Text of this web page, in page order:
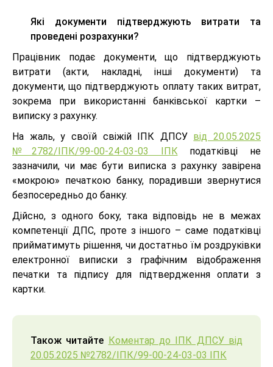
Які документи підтверджують витрати та
проведені розрахунки?
Працівник подає документи, що підтверджують
витрати (акти, накладні, інші документи) та
документи, що підтверджують оплату таких витрат,
зокрема при використанні банківської картки –
виписку з рахунку.
На жаль, у своїй свіжій ІПК ДПСУ від 20.05.2025
№2782/ІПК/99-00-24-03-03 ІПК податківці не
зазначили, чи має бути виписка з рахунку завірена
«мокрою» печаткою банку, порадивши звернутися
безпосередньо до банку.
Дійсно, з одного боку, така відповідь не в межах
компетенції ДПС, проте з іншого – саме податківці
прийматимуть рішення, чи достатньо їм роздруківки
електронної виписки з графічним відображення
печатки та підпису для підтвердження оплати з
картки.
Також читайте Коментар до ІПК ДПСУ від
20.05.2025 №2782/ІПК/99-00-24-03-03 ІПК